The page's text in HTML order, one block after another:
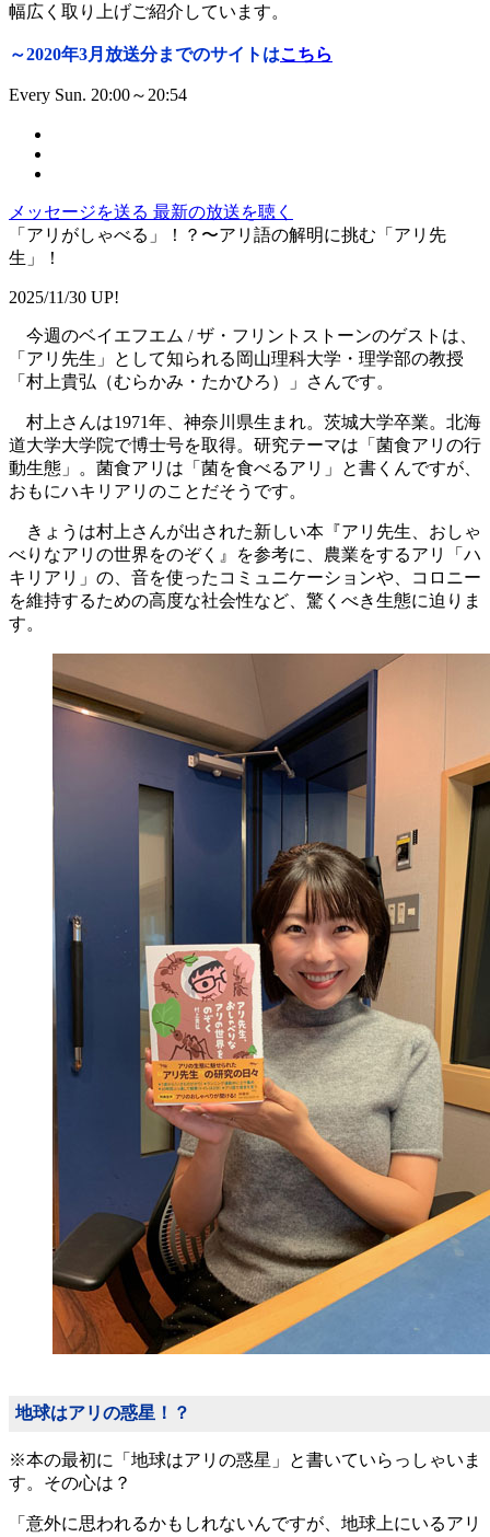
幅広く取り上げご紹介しています。
～2020年3月放送分までのサイトはこちら
Every Sun. 20:00～20:54
メッセージを送る 最新の放送を聴く
「アリがしゃべる」！？〜アリ語の解明に挑む「アリ先
生」！
2025/11/30 UP!
今週のベイエフエム / ザ・フリントストーンのゲストは、
「アリ先生」として知られる岡山理科大学・理学部の教授
「村上貴弘（むらかみ・たかひろ）」さんです。
村上さんは1971年、神奈川県生まれ。茨城大学卒業。北海
道大学大学院で博士号を取得。研究テーマは「菌食アリの行
動生態」。菌食アリは「菌を食べるアリ」と書くんですが、
おもにハキリアリのことだそうです。
きょうは村上さんが出された新しい本『アリ先生、おしゃ
べりなアリの世界をのぞく』を参考に、農業をするアリ「ハ
キリアリ」の、音を使ったコミュニケーションや、コロニー
を維持するための高度な社会性など、驚くべき生態に迫りま
す。
地球はアリの惑星！？
※本の最初に「地球はアリの惑星」と書いていらっしゃいま
す。その心は？
「意外に思われるかもしれないんですが、地球上にいるアリ